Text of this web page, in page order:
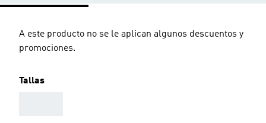
A este producto no se le aplican algunos descuentos y
promociones.
Tallas